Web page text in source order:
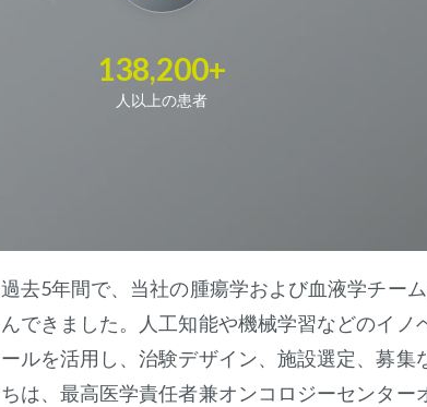
138,200+
人以上の患者
過去5年間で、当社の腫瘍学および血液学チー
んできました。人工知能や機械学習などのイ
ールを活用し、治験デザイン、施設選定、募
ちは、最高医学責任者兼オンコロジーセンタ